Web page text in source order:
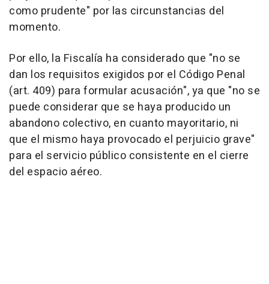
como prudente" por las circunstancias del
momento.
Por ello, la Fiscalía ha considerado que "no se
dan los requisitos exigidos por el Código Penal
(art. 409) para formular acusación", ya que "no se
puede considerar que se haya producido un
abandono colectivo, en cuanto mayoritario, ni
que el mismo haya provocado el perjuicio grave"
para el servicio público consistente en el cierre
del espacio aéreo.